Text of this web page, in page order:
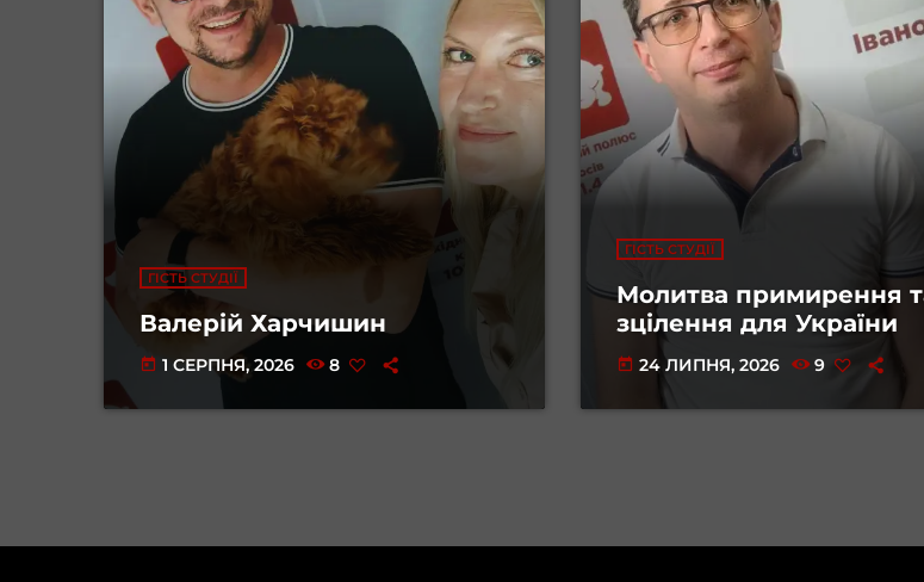
ГІСТЬ СТУДІЇ
Валерій Харчишин
today 1 СЕРПНЯ, 2026 8
ГІСТЬ СТУДІЇ
Молитва примирення
зцілення для України
today 24 ЛИПНЯ, 2026 9